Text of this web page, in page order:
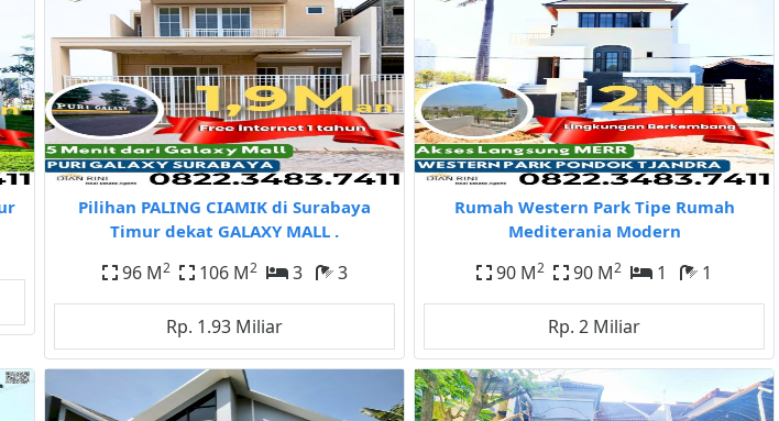
Pilihan PALING CIAMIK di Surabaya
Timur dekat GALAXY MALL .
96 M2 106 M2 3 3
Rp. 1.93 Miliar
Rumah Western Park Tipe Rumah
Mediterania Modern
90 M2 90 M2 1 1
Rp. 2 Miliar